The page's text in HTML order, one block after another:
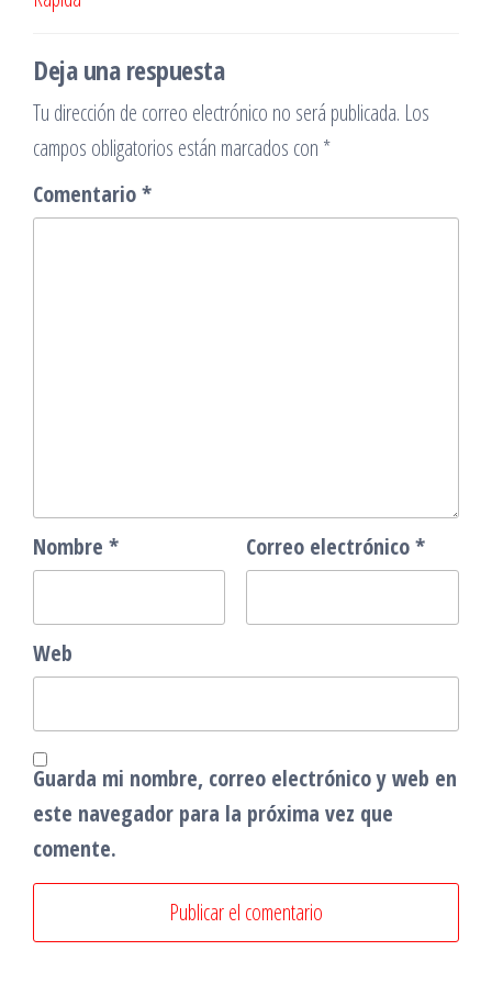
Deja una respuesta
Tu dirección de correo electrónico no será publicada. Los
campos obligatorios están marcados con *
Comentario*
Nombre * Correo electrónico*
Web
Guarda mi nombre, correo electrónico y web en
este navegador para la próxima vez que
comente.